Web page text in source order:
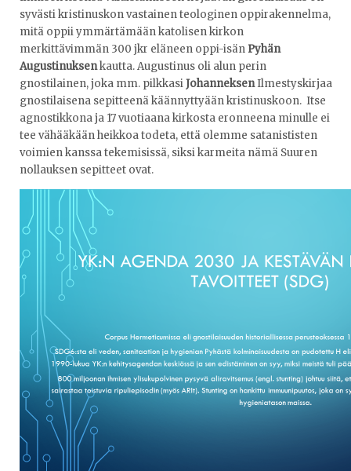
syvästi kristinuskon vastainen teologinen oppirakennelma,
mitä oppii ymmärtämään katolisen kirkon
merkittävimmän 300 jkr eläneen oppi-isän Pyhän
Augustinuksenkautta. Augustinus oli alun perin
gnostilainen, joka mm. pilkkasiJohanneksenIlmestyskirjaa
gnostilaisena sepitteenä käännyttyään kristinuskoon. Itse
agnostikkona ja 17 vuotiaana kirkosta eronneena minulle ei
tee vähääkään heikkoa todeta, että olemme satanististen
voimien kanssa tekemisissä, siksi karmeita nämä Suuren
nollauksen sepitteet ovat.